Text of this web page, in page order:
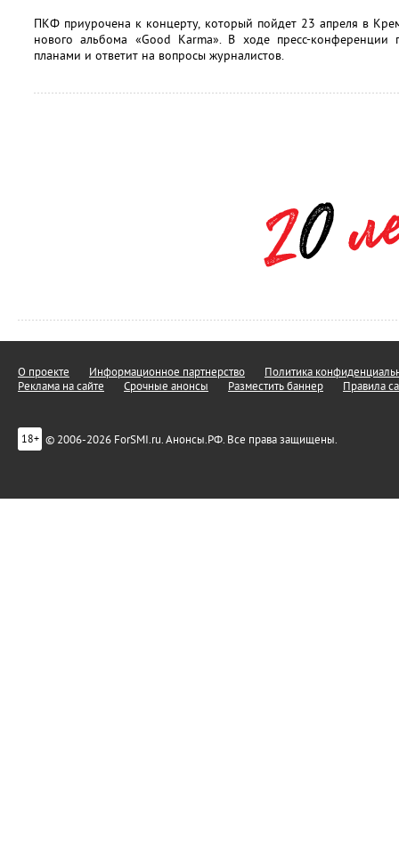
ПКФ приурочена к концерту, который пойдет 23 апреля в
нового альбома «Good Karma». В ходе пресс-конференции
планами и ответит на вопросы журналистов.
О проекте Информационное партнерство
Политика
Реклама на сайте
Срочные анонсы Разместить баннер Правила
18+ © 2006-2026 ForSMI.ru. Анонсы.РФ. Все права защищены.